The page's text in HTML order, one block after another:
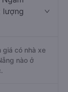
lượng
giá có nhà xe
nào ở